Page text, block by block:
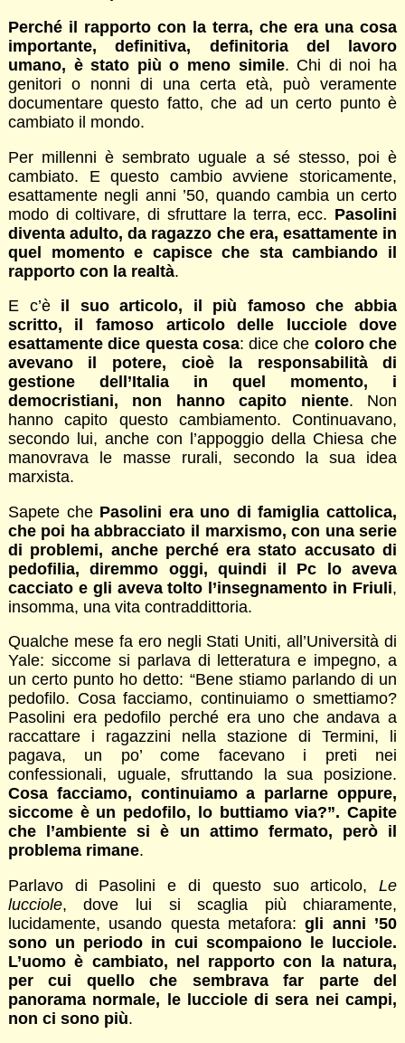
Perché il rapporto con la terra, che era una cosa
importante, definitiva, definitoria del lavoro
umano, è stato più o meno simile. Chi di noi ha
genitori o nonni di una certa età, può veramente
documentare questo fatto, che ad un certo punto è
cambiato il mondo.
Per millenni è sembrato uguale a sé stesso, poi è
cambiato. E questo cambio avviene storicamente,
esattamente negli anni ’50, quando cambia un certo
modo di coltivare, di sfruttare la terra, ecc. Pasolini
diventa adulto, da ragazzo che era, esattamente in
quel momento e capisce che sta cambiando il
rapporto con la realtà.
E c’è il suo articolo, il più famoso che abbia
scritto, il famoso articolo delle lucciole dove
esattamente dice questa cosa: dice che coloro che
avevano il potere, cioè la responsabilità di
gestione dell’Italia in quel momento, i
democristiani, non hanno capito niente. Non
hanno capito questo cambiamento. Continuavano,
secondo lui, anche con l’appoggio della Chiesa che
manovrava le masse rurali, secondo la sua idea
marxista.
Sapete che Pasolini era uno di famiglia cattolica,
che poi ha abbracciato il marxismo, con una serie
di problemi, anche perché era stato accusato di
pedofilia, diremmo oggi, quindi il Pc lo aveva
cacciato e gli aveva tolto l’insegnamento in Friuli,
insomma, una vita contraddittoria.
Qualche mese fa ero negli Stati Uniti, all’Università di
Yale: siccome si parlava di letteratura e impegno, a
un certo punto ho detto: “Bene stiamo parlando di un
pedofilo. Cosa facciamo, continuiamo o smettiamo?
Pasolini era pedofilo perché era uno che andava a
raccattare i ragazzini nella stazione di Termini, li
pagava, un po’ come facevano i preti nei
confessionali, uguale, sfruttando la sua posizione.
Cosa facciamo, continuiamo a parlarne oppure,
siccome è un pedofilo, lo buttiamo via?”. Capite
che l’ambiente si è un attimo fermato, però il
problema rimane.
Parlavo di Pasolini e di questo suo articolo,Le
lucciole, dove lui si scaglia più chiaramente,
lucidamente, usando questa metafora:gli anni ’50
sono un periodo in cui scompaiono le lucciole.
L’uomo è cambiato, nel rapporto con la natura,
per cui quello che sembrava far parte del
panorama normale, le lucciole di sera nei campi,
non ci sono più.